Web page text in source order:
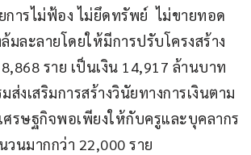
ารไม่ฟ้อง ไม่ยึดทรัพย์  ไม่ขายทอด
มละลายโดยให้มีการปรับโครงสร้าง
ราย เป็นเงิน 14,917 ล้านบาท
งเสริมการสร้างวินัยทางการเงินตาม
รษฐกิจพอเพียงให้กับครูและบุคลากร
วนมากกว่า 22,000 ราย